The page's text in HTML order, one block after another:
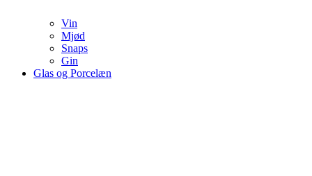
Vin
Mjød
Snaps
Gin
Glas og Porcelæn